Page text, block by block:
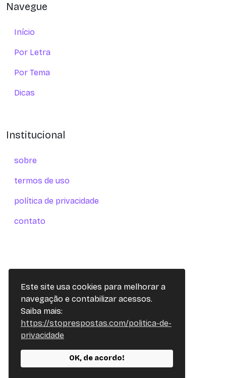
Este site usa cookies para melhorar a
navegação e contabilizar acessos.
Saiba mais:
https://stoprespostas.com/politica-de-
privacidade
OK, de acordo!
Navegue
Início
Por Letra
Por Tema
Dicas
Institucional
sobre
termos de uso
política de privacidade
contato